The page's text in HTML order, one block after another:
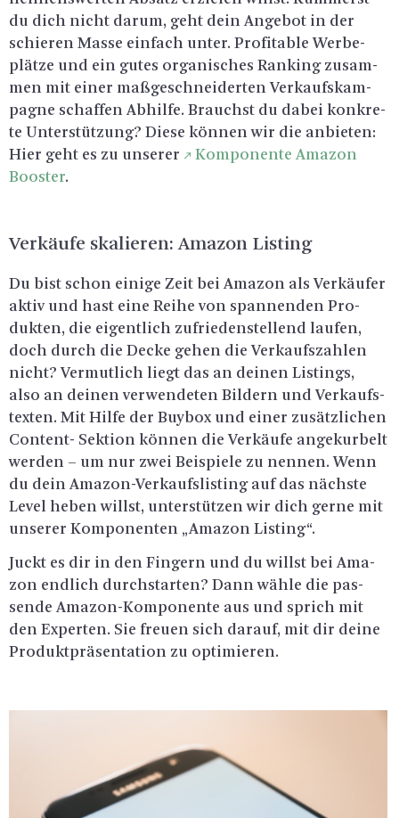
du dich nicht darum, geht dein An­ge­bot in der
schie­ren Masse ein­fach unter. Pro­fi­ta­ble Wer­be­
plät­ze und ein gutes or­ga­ni­sches Ran­king zu­sam­
men mit einer ma­ß­ge­schnei­der­ten Ver­kaufs­kam­
pa­gne schaf­fen Ab­hil­fe. Brauchst du dabei kon­kre­
te Un­ter­stüt­zung? Diese kön­nen wir die an­bie­ten:
Hier geht es zu un­se­rer
Kom­po­nen­te Ama­zon
Boos­ter.
Ver­käu­fe ska­lie­ren: Ama­zon Lis­ting
Du bist schon ei­ni­ge Zeit bei Ama­zon als Ver­käu­fer
aktiv und hast eine Reihe von span­nen­den Pro­
duk­ten, die ei­gent­lich zu­frie­den­stel­lend lau­fen,
doch durch die Decke gehen die Ver­kaufs­zah­len
nicht? Ver­mut­lich liegt das an dei­nen Lis­tings,
also an dei­nen ver­wen­de­ten Bil­dern und Ver­kaufs­
tex­ten. Mit Hilfe der Buy­box und einer zu­sätz­li­chen
Con­tent- Sek­ti­on kön­nen die Ver­käu­fe an­ge­kur­belt
wer­den – um nur zwei Bei­spie­le zu nen­nen. Wenn
du dein Ama­zon-Ver­kaufs­lis­ting auf das nächs­te
Level heben willst, un­ter­stüt­zen wir dich gerne mit
un­se­rer Kom­po­nen­ten „Ama­zon Lis­ting“.
Juckt es dir in den Fin­gern und du willst bei Ama­
zon end­lich durch­star­ten? Dann wähle die pas­
sen­de Ama­zon-Kom­po­nen­te aus und sprich mit
den Ex­per­ten. Sie freu­en sich dar­auf, mit dir deine
Pro­dukt­prä­sen­ta­ti­on zu op­ti­mie­ren.